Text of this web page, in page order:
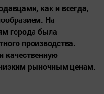
как и всегда,
На
города была
производства.
качественную
рыночным ценам.